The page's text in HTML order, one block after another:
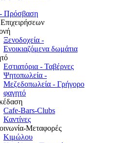
Πρόσβαση
Ξενοδοχεία -
Ενοικιαζόμενα δωμάτια
Εστιατόρια - Ταβέρνες
Ψητοπωλεία -
Μεζεδοπωλεία - Γρήγορο
φαγητό
Cafe-Bars-Clubs
Καντίνες
Μεταφορές
Κιμώλου